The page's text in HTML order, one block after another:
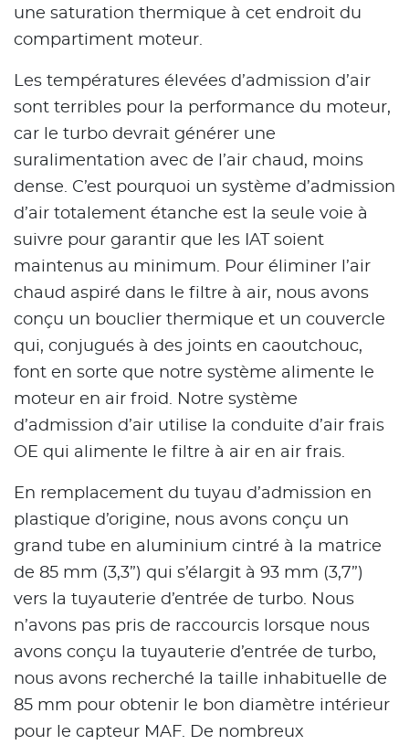
une saturation thermique à cet endroit du
compartiment moteur.
Les températures élevées d’admission d’air
sont terribles pour la performance du moteur,
car le turbo devrait générer une
suralimentation avec de l’air chaud, moins
dense. C’est pourquoi un système d’admission
d’air totalement étanche est la seule voie à
suivre pour garantir que les IAT soient
maintenus au minimum. Pour éliminer l’air
chaud aspiré dans le filtre à air, nous avons
conçu un bouclier thermique et un couvercle
qui, conjugués à des joints en caoutchouc,
font en sorte que notre système alimente le
moteur en air froid. Notre système
d’admission d’air utilise la conduite d’air frais
OE qui alimente le filtre à air en air frais.
En remplacement du tuyau d’admission en
plastique d’origine, nous avons conçu un
grand tube en aluminium cintré à la matrice
de 85 mm (3,3”) qui s’élargit à 93 mm (3,7”)
vers la tuyauterie d’entrée de turbo. Nous
n’avons pas pris de raccourcis lorsque nous
avons conçu la tuyauterie d’entrée de turbo,
nous avons recherché la taille inhabituelle de
85 mm pour obtenir le bon diamètre intérieur
pour le capteur MAF. De nombreux